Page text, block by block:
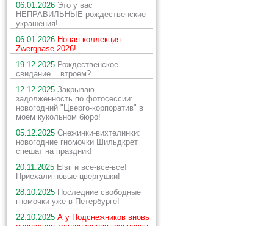
06.01.2026 Это у вас
НЕПРАВИЛЬНЫЕ рождественские
украшения!
06.01.2026 Новая коллекция
Zwergnase 2026!
19.12.2025 Рождественское
свидание... втроем?
12.12.2025 Закрываю
задолженность по фотосессии:
новогодний "Цверго-корпоратив" в
моем кукольном бюро!
05.12.2025 Снежинки-вихтелинки:
новогодние гномочки Шильдкрет
спешат на праздник!
20.11.2025 Elsii и все-все-все!
Приехали новые цвергушки!
28.10.2025 Последние свободные
гномочки уже в Петербурге!
22.10.2025 А у Подснежников вновь